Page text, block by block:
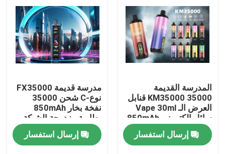
المدرسة القديمة
KM35000 35000 قنابل
العرض الـ Vape 30ml
سائل إلكتروني 850mAh
بطارية كوب مزدوج
الشبكة تدفق الهواء
القابل للتعديل
إرسال استفسار
مدرسة قديمة FX35000
نوع-C شحن 35000
نفخة بخار 850mAh
بطارية مزدوجة الشبكة
لفائف التدفق الهوائي
قابل للتعديل نكهة 10
نكهات
إرسال استفسار